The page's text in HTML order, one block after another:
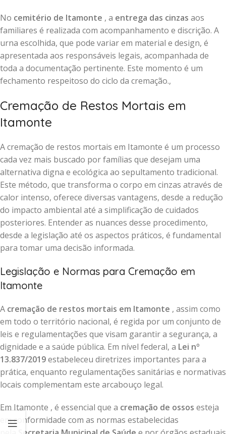
No cemitério de Itamonte , a entrega das cinzas aos
familiares é realizada com acompanhamento e discrição. A
urna escolhida, que pode variar em material e design, é
apresentada aos responsáveis legais, acompanhada de
toda a documentação pertinente. Este momento é um
fechamento respeitoso do ciclo da cremação.,
Cremação de Restos Mortais em
Itamonte
A cremação de restos mortais em Itamonte é um processo
cada vez mais buscado por famílias que desejam uma
alternativa digna e ecológica ao sepultamento tradicional.
Este método, que transforma o corpo em cinzas através de
calor intenso, oferece diversas vantagens, desde a redução
do impacto ambiental até a simplificação de cuidados
posteriores. Entender as nuances desse procedimento,
desde a legislação até os aspectos práticos, é fundamental
para tomar uma decisão informada.
Legislação e Normas para Cremação em
Itamonte
A cremação de restos mortais em Itamonte , assim como
em todo o território nacional, é regida por um conjunto de
leis e regulamentações que visam garantir a segurança, a
dignidade e a saúde pública. Em nível federal, a Lei nº
13.837/2019estabeleceu diretrizes importantes para a
prática, enquanto regulamentações sanitárias e normativas
locais complementam este arcabouço legal.
Em Itamonte , é essencial que a cremação de ossos esteja
em conformidade com as normas estabelecidas